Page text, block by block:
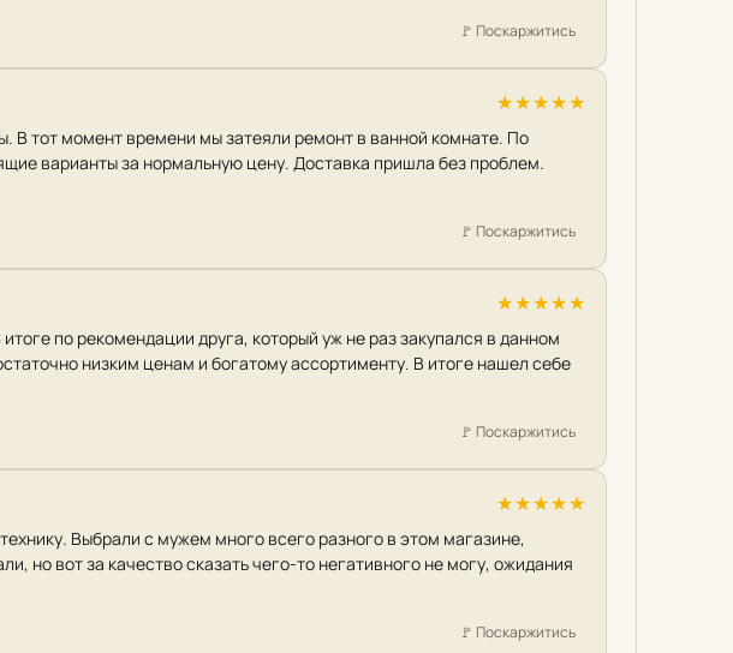
🚩 Поскаржитись
★★★★★
В тот момент времени мы затеяли ремонт в ванной комнате. По
варианты за нормальную цену. Доставка пришла без проблем.
🚩 Поскаржитись
★★★★★
по рекомендации друга, который уж не раз закупался в данном
низким ценам и богатому ассортименту. В итоге нашел себе
🚩 Поскаржитись
★★★★★
Выбрали с мужем много всего разного в этом магазине,
но вот за качество сказать чего-то негативного не могу, ожидания
🚩 Поскаржитись